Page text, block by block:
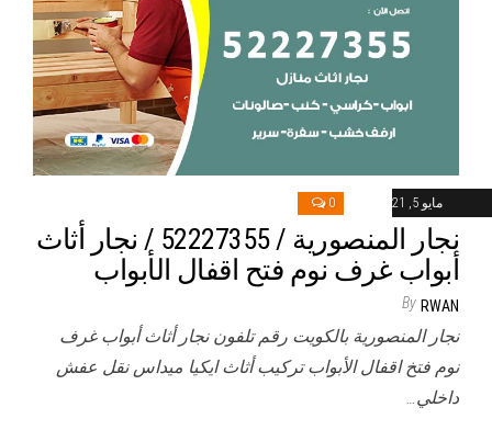
مايو 5, 2021 0
نجار المنصورية / 52227355 / نجار أثاث
أبواب غرف نوم فتح اقفال الأبواب
By RWAN
نجار المنصورية بالكويت رقم تلفون نجار أثاث أبواب غرف
نوم فتخ اقفال الأبواب تركيب أثاث ايكيا ميداس نقل عفش
داخلي…